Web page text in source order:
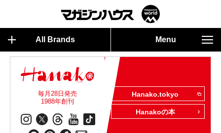
All Brands Menu
毎月28日発売
1988年創刊
Hanako.tokyo
Hanakoの本